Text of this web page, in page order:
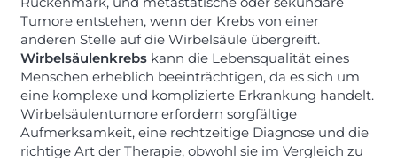
Tumore entstehen, wenn der Krebs von einer
anderen Stelle auf die Wirbelsäule übergreift.
Wirbelsäulenkrebs kann die Lebensqualität eines
Menschen erheblich beeinträchtigen, da es sich um
eine komplexe und komplizierte Erkrankung handelt.
Wirbelsäulentumore erfordern sorgfältige
Aufmerksamkeit, eine rechtzeitige Diagnose und die
richtige Art der Therapie, obwohl sie im Vergleich zu